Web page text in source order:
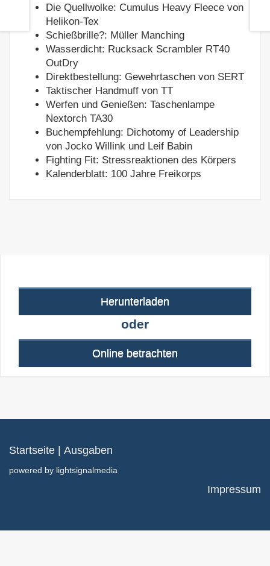
Die Quellwolke: Cumulus Heavy Fleece von
Helikon-Tex
Schießbrille?: Müller Manching
Wasserdicht: Rucksack Scrambler RT40
OutDry
Direktbestellung: Gewehrtaschen von SERT
Taktischer Handmuff von TT
Werfen und Genießen: Taschenlampe
Nextorch TA30
Buchempfehlung: Dichotomy of Leadership
von Jocko Willink und Leif Babin
Fighting Fit: Stressreaktionen des Körpers
Kalenderblatt: 100 Jahre Freikorps
Herunterladen
oder
Online betrachten
Startseite Ausgaben
powered by lightsignalmedia
Impressum